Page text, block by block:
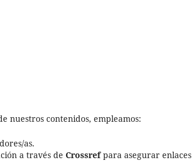
nuestros contenidos, empleamos:
as.
a través de Crossrefpara asegurar enlaces